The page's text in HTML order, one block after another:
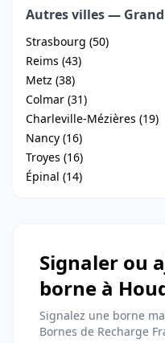
Autres villes — Grand
Strasbourg (50)
Reims (43)
Metz (38)
Colmar (31)
Charleville-Mézières (19)
Nancy (16)
Troyes (16)
Épinal (14)
Signaler ou
borne à
Signalez une borne
Bornes de Recharge